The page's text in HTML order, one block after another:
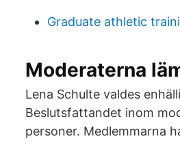
Graduate athletic
Moderaterna
Lena Schulte valdes
Beslutsfattandet inom
personer. Medlemmarna